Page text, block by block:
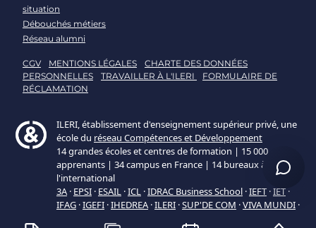
situation
Débouchés métiers
Réseau alumni
CGV MENTIONS LÉGALES
CHARTE DES DONNÉES
PERSONNELLES
TRAVAILLER À L'ILERI
FORMULAIRE DE
RÉCLAMATION